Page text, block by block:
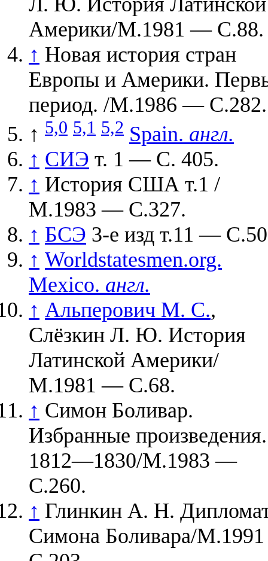
Америки/М.1981 — С.88.
↑ Новая история стран
Европы и Америки.
период. /М.1986 — С.282.
↑ 5,0 5,1 5,2 Spain. англ.
↑ СИЭ т. 1 — С. 405.
↑ История США т.1 /
М.1983 — С.327.
↑ БСЭ 3-е изд т.11 —
↑ Worldstatesmen.org.
Mexico. англ.
↑ Альперович М. С.,
Слёзкин Л. Ю. История
Латинской Америки/
М.1981 — С.68.
↑ Симон Боливар.
Избранные произведения.
1812—1830/М.1983 —
С.260.
↑ Глинкин А. Н.
Симона Боливара/